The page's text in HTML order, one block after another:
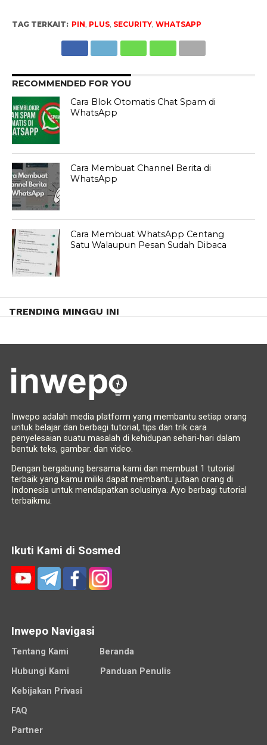
TAG TERKAIT: PIN PLUS, SECURITY, WHATSAPP
RECOMMENDED FOR YOU
Cara Blok Otomatis Chat Spam di
WhatsApp
Cara Membuat Channel Berita di
WhatsApp
Cara Membuat WhatsApp Centang
Satu Walaupun Pesan Sudah Dibaca
TRENDING MINGGU INI
Inwepo adalah media platform yang membantu setiap orang
untuk belajar dan berbagi tutorial, tips dan trik cara
penyelesaian suatu masalah di kehidupan sehari-hari dalam
bentuk teks, gambar. dan video.
Dengan bergabung bersama kami dan membuat 1 tutorial
terbaik yang kamu miliki dapat membantu jutaan orang di
Indonesia untuk mendapatkan solusinya. Ayo berbagi tutorial
terbaikmu.
Ikuti Kami di Sosmed
Inwepo Navigasi
Tentang Kami
Beranda
Hubungi Kami
Panduan Penulis
Kebijakan Privasi
FAQ
Partner